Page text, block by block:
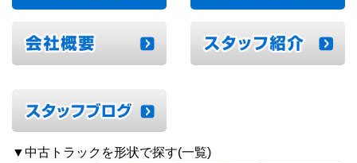
▼中古トラックを形状で探す(一覧)